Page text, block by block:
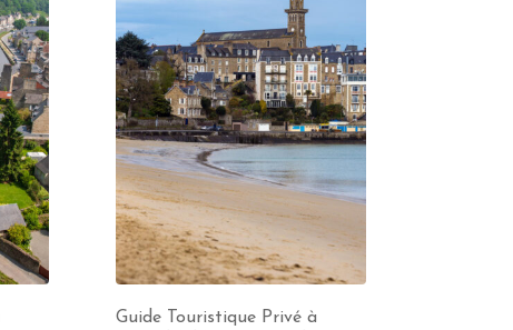
Guide Touristique Privé à